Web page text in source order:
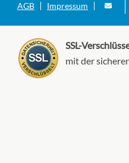
AGB Impressum
SSL-
mit der